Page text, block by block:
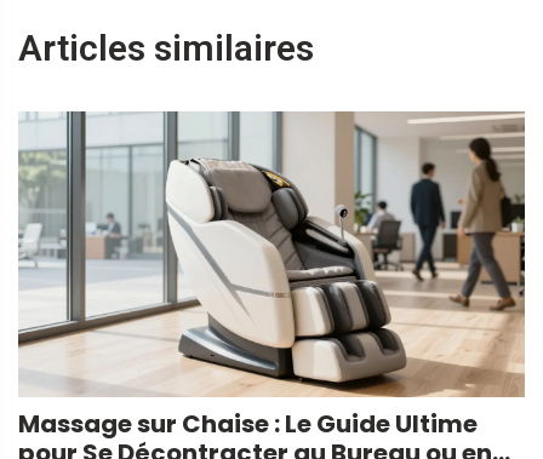
Articles similaires
Massage sur Chaise : Le Guide Ultime